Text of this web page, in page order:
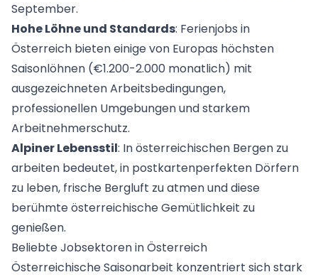
September.
Hohe Löhne und Standards: Ferienjobs in
Österreich bieten einige von Europas höchsten
Saisonlöhnen (€1.200-2.000 monatlich) mit
ausgezeichneten Arbeitsbedingungen,
professionellen Umgebungen und starkem
Arbeitnehmerschutz.
Alpiner Lebensstil: In österreichischen Bergen zu
arbeiten bedeutet, in postkartenperfekten Dörfern
zu leben, frische Bergluft zu atmen und diese
berühmte österreichische Gemütlichkeit zu
genießen.
Beliebte Jobsektoren in Österreich
Österreichische Saisonarbeit konzentriert sich stark